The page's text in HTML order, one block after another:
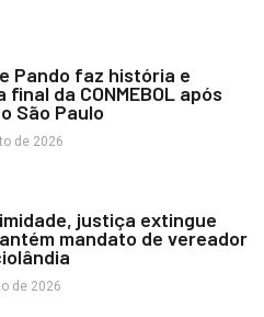
Pando faz história e
da CONMEBOL após
São Paulo
de 2026
justiça extingue
mandato de vereador
de 2026